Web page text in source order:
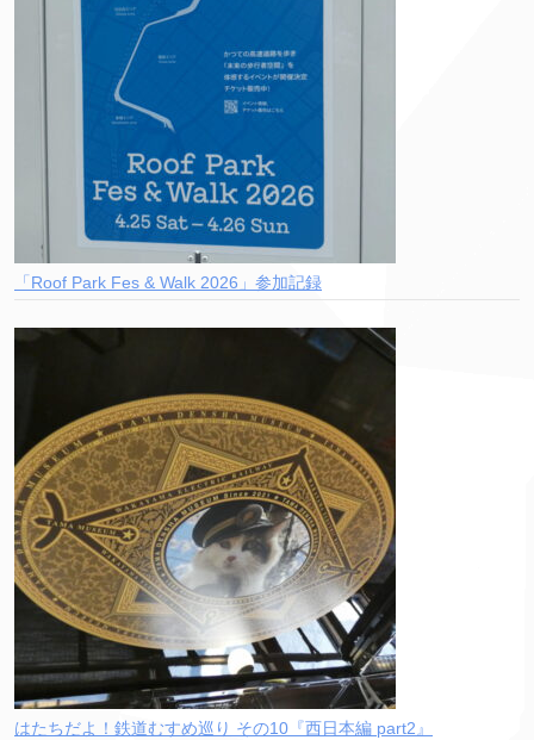
「Roof Park Fes & Walk 2026」参加記録
はたちだよ！鉄道むすめ巡り その10『西日本編 part2』